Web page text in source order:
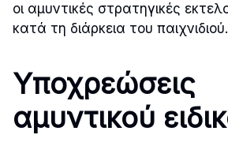
οι αμυντικές στρατηγικές
κατά τη διάρκεια του παιχνιδιού.
Υποχρεώσεις
αμυντικού